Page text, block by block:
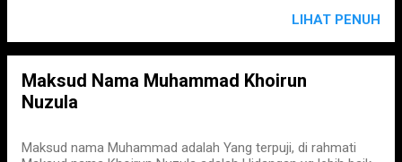
LIHAT PENUH
Maksud Nama Muhammad Khoirun
Nuzula
Maksud nama Muhammad adalah Yang terpuji, di rahmati